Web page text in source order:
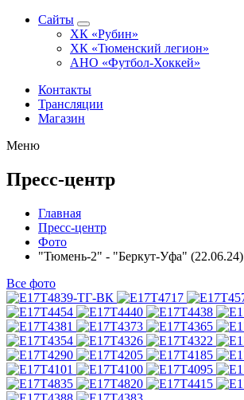
Сайты
ХК «Рубин»
ХК «Тюменский легион»
АНО «Футбол-Хоккей»
Контакты
Трансляции
Магазин
Меню
Пресс-центр
Главная
Пресс-центр
Фото
"Тюмень-2" - "Беркут-Уфа" (22.06.24)
Все фото